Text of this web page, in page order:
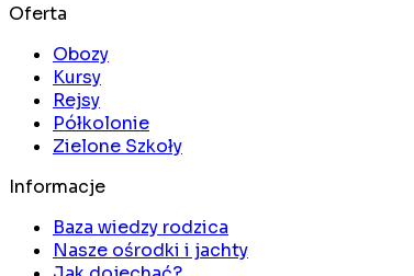
Oferta
Obozy
Kursy
Rejsy
Półkolonie
Zielone Szkoły
Informacje
Baza wiedzy rodzica
Nasze ośrodki i jachty